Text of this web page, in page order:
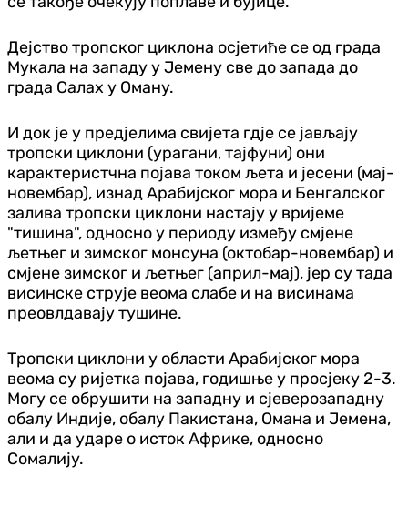
Дејство тропског циклона осјетиће се од града
Мукала на западу у Јемену све до запада до
града Салах у Оману.
И док је у предјелима свијета гдје се јављају
тропски циклони (урагани, тајфуни) они
карактеристчна појава током љета и јесени (мај-
новембар), изнад Арабијског мора и Бенгалског
залива тропски циклони настају у вријеме
"тишина", односно у периоду између смјене
љетњег и зимског монсуна (октобар-новембар) и
смјене зимског и љетњег (април-мај), јер су тада
висинске струје веома слабе и на висинама
преовлдавају тушине.
Тропски циклони у области Арабијског мора
веома су ријетка појава, годишње у просјеку 2-3.
Могу се обрушити на западну и сјеверозападну
обалу Индије, обалу Пакистана, Омана и Јемена,
али и да ударе о исток Африке, односно
Сомалију.